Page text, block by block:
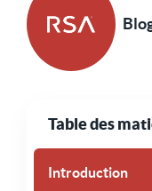
Table des
Introduction